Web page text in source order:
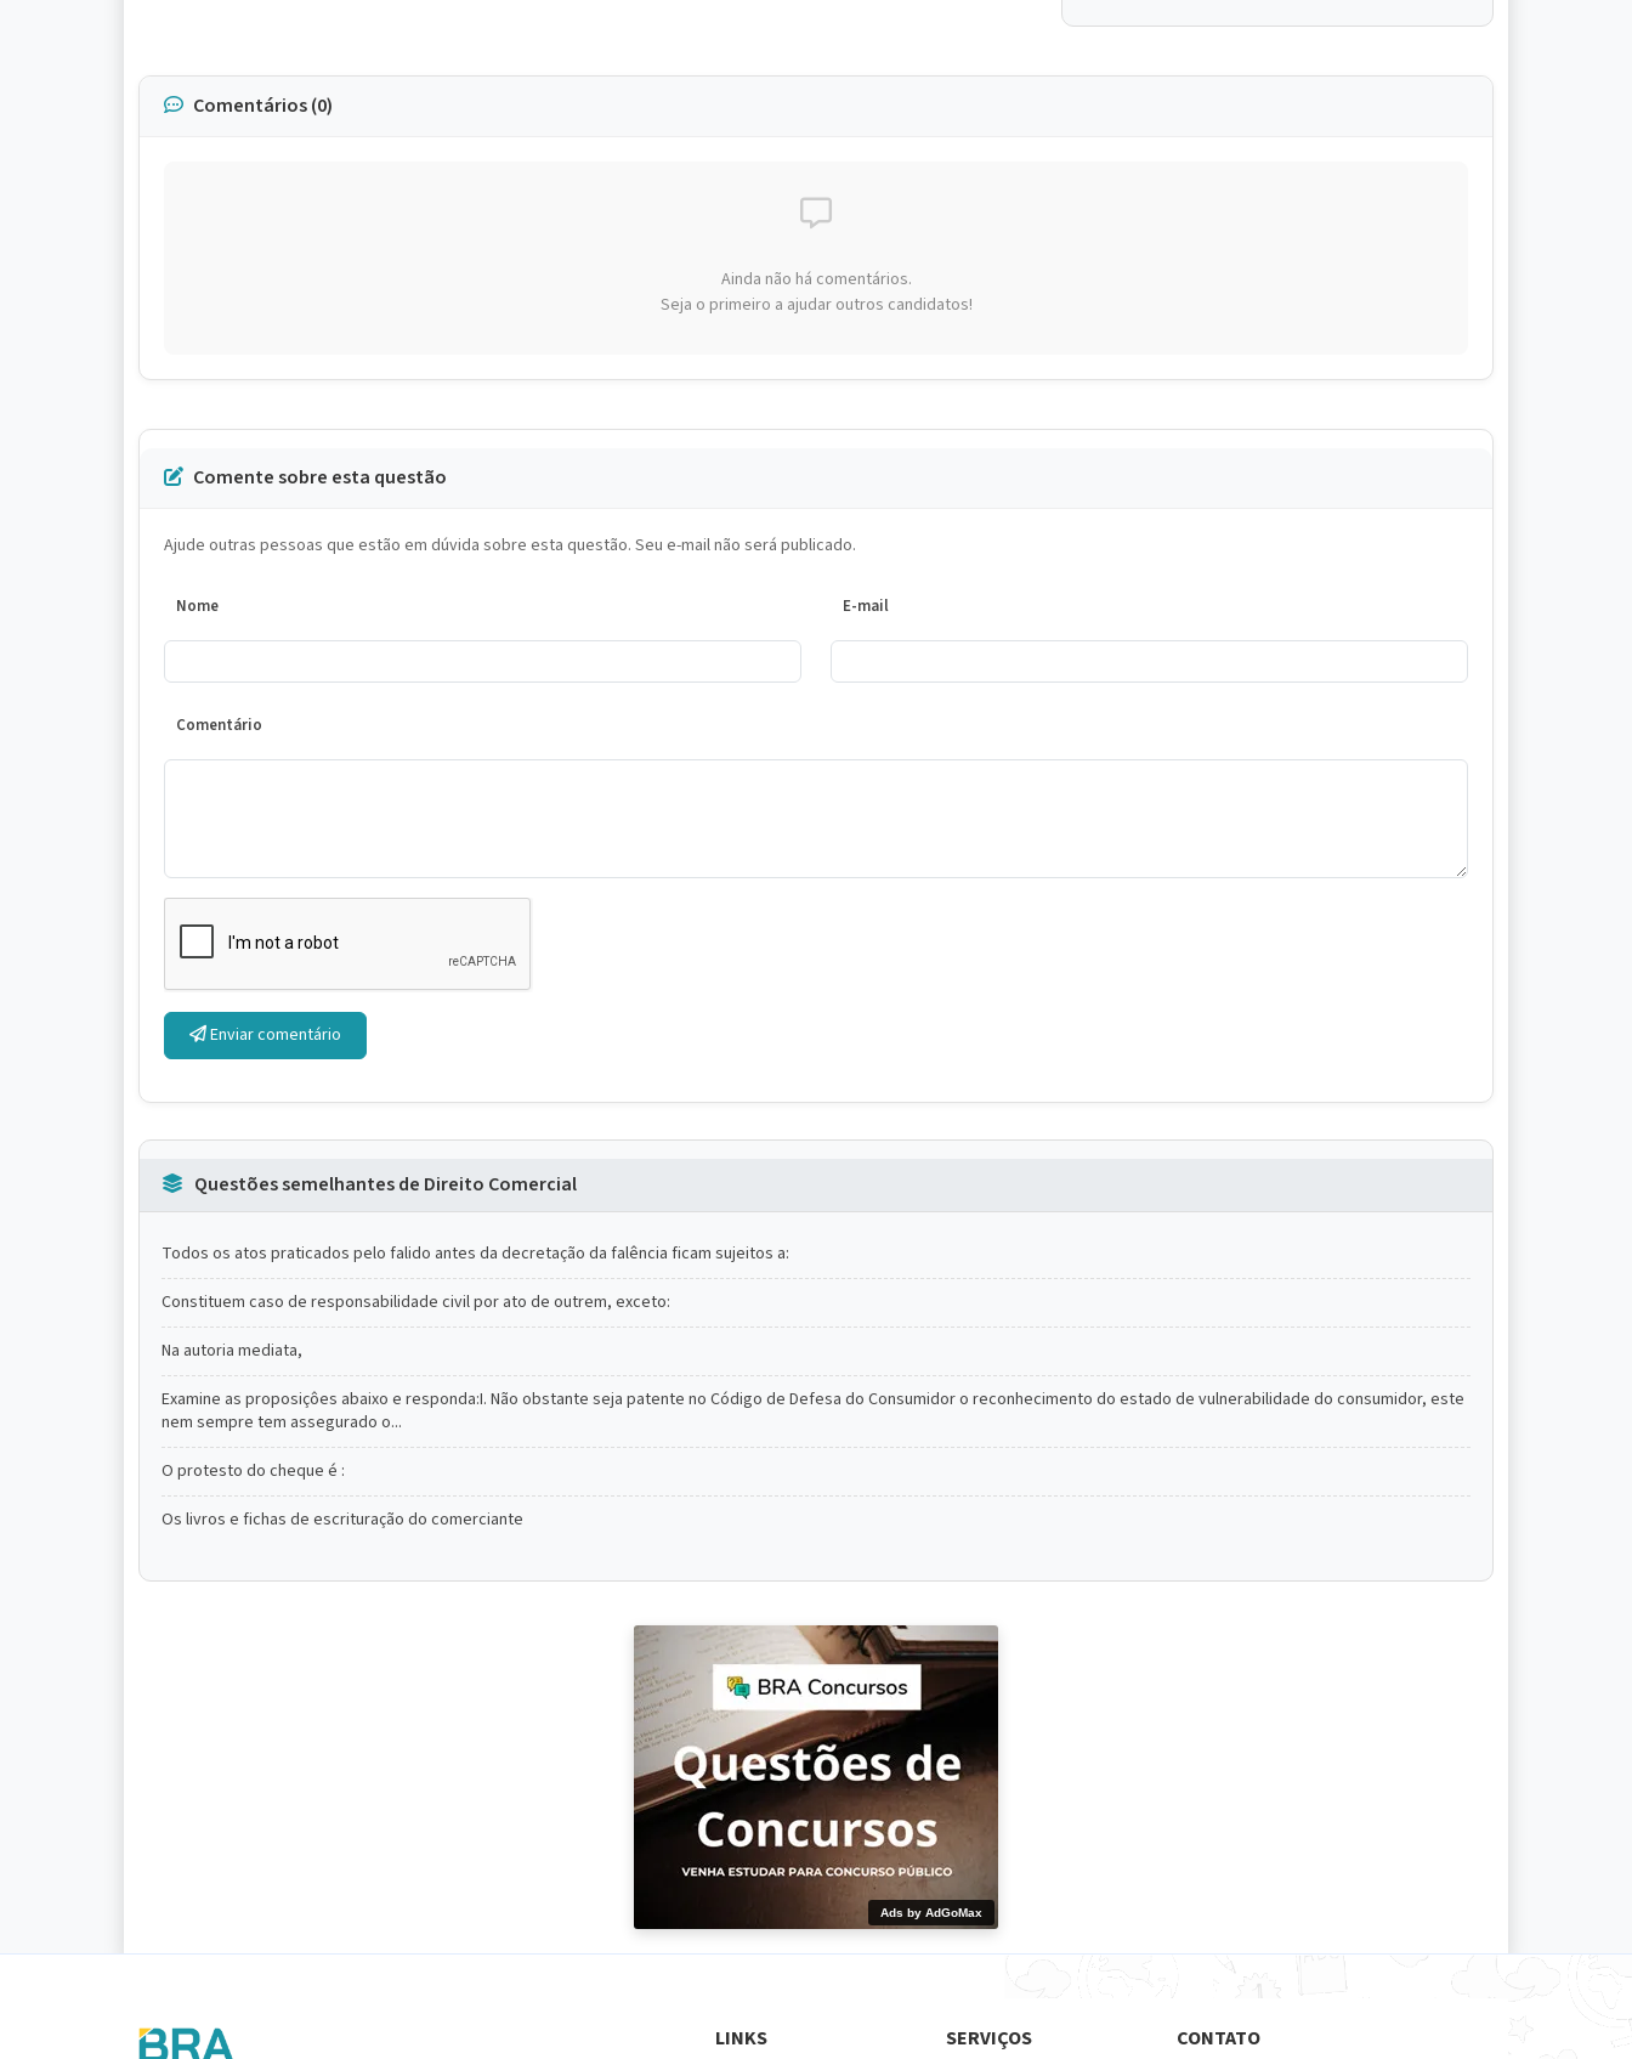
Comentários (0)
Ainda não há comentários.
Seja o primeiro a ajudar outros candidatos!
Comente sobre esta questão
Ajude outras pessoas que estão em dúvida sobre esta questão. Seu e-mail não será publicado.
Nome E-mail
Comentário
Enviar comentário
Questões semelhantes de Direito Comercial
Todos os atos praticados pelo falido antes da decretação da falência ficam sujeitos a:
Constituem caso de responsabilidade civil por ato de outrem, exceto:
Na autoria mediata,
Examine as proposiçôes abaixo e responda:I. Não obstante seja patente no Código de Defesa do Consumidor o reconhecimento do estado de vulnerabilidade do consumidor, este
nem sempre tem assegurado o...
O protesto do cheque é :
Os livros e fichas de escrituração do comerciante
Ads by AdGoMax
LINKS SERVIÇOS CONTATO